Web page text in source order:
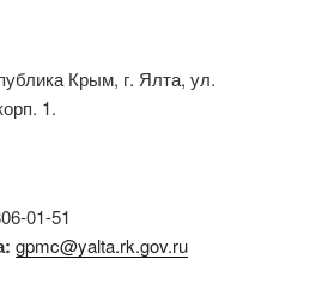
Крым, г. Ялта, ул.
1.
01-51
gpmc@yalta.rk.gov.ru